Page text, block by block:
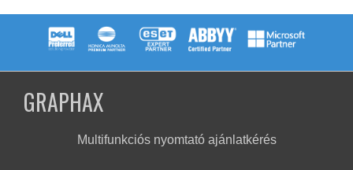
GRAPHAX
Multifunkciós nyomtató ajánlatkérés